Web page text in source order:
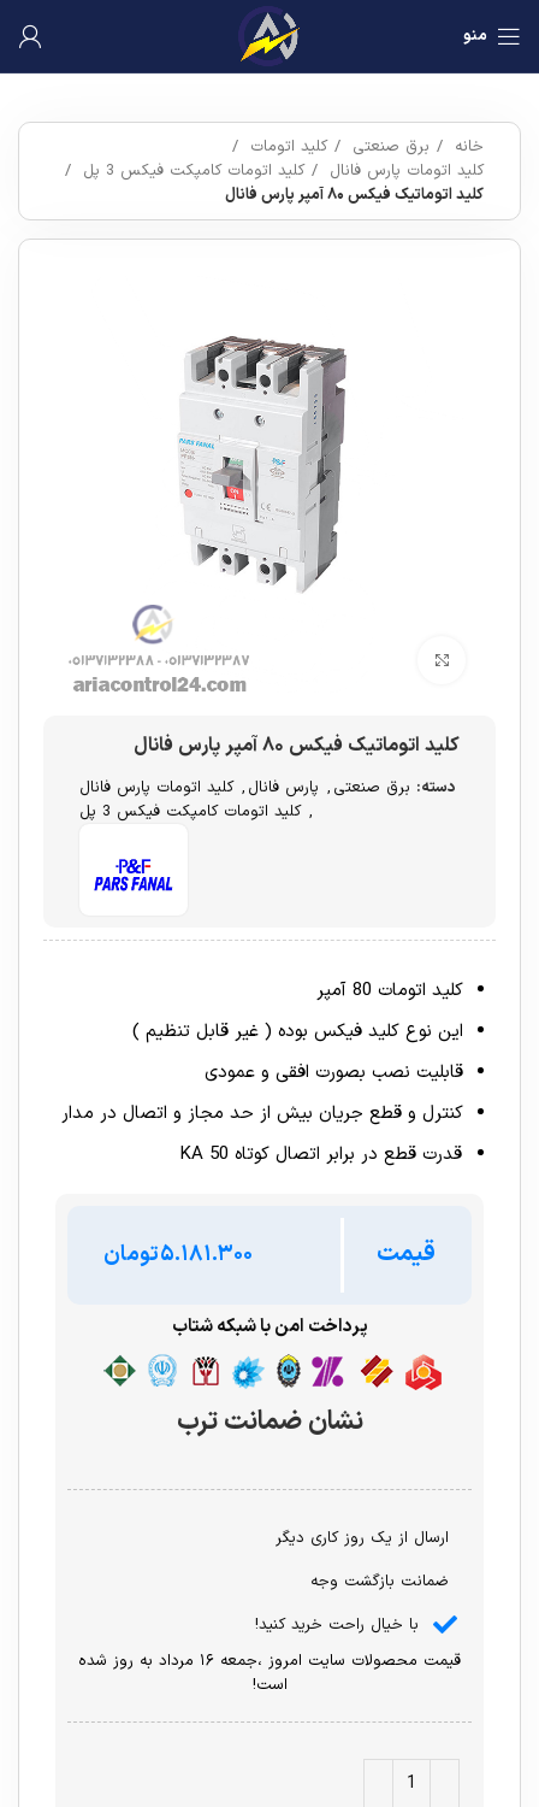
منو
خانه برق صنعتی
کلید اتومات
کلید اتومات پارس فانال
کلید اتومات کامپکت فیکس 3 پل
کلید اتوماتیک فیکس ۸۰ آمپر پارس فانال
کلید اتوماتیک فیکس ۸۰ آمپر پارس فانال
دسته: برق صنعتی , پارس فانال , کلید اتومات پارس فانال
, کلید اتومات کامپکت فیکس 3 پل
کلید اتومات 80 آمپر
این نوع کلید فیکس بوده ( غیر قابل تنظیم )
قابلیت نصب بصورت افقی و عمودی
کنترل و قطع جریان بیش از حد مجاز و اتصال در مدار
قدرت قطع در برابر اتصال کوتاه 50 KA
قیمت تومان
پرداخت امن با شبکه شتاب
نشان ضمانت ترب
ارسال از یک روز کاری دیگر
ضمانت بازگشت وجه
با خیال راحت خرید کنید!
قیمت محصولات سایت امروز ،جمعه ۱۶ مرداد به روز شده
است!